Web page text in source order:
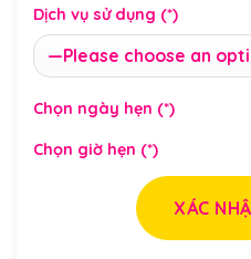
Dịch vụ sử dụng (*)
Chọn ngày hẹn (*)
Chọn giờ hẹn (*)